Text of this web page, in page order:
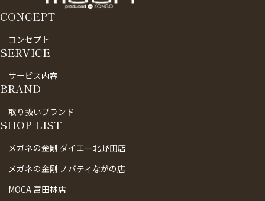
CONCEPT
コンセプト
SERVICE
サービス内容
BRAND
取り扱いブランド
SHOP LIST
メガネの金剛 ダイエー北野田店
メガネの金剛 ノバティながの店
MOCA 富田林店